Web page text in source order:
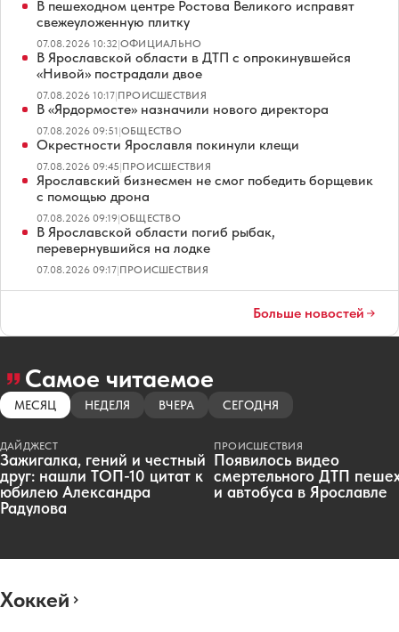
В пешеходном центре Ростова Великого исправят
свежеуложенную плитку
07.08.2026 10:32|ОФИЦИАЛЬНО
В Ярославской области в ДТП с опрокинувшейся
«Нивой» пострадали двое
07.08.2026 10:17|ПРОИСШЕСТВИЯ
В «Ярдормосте» назначили нового директора
07.08.2026 09:51|ОБЩЕСТВО
Окрестности Ярославля покинули клещи
07.08.2026 09:45|ПРОИСШЕСТВИЯ
Ярославский бизнесмен не смог победить борщевик
с помощью дрона
07.08.2026 09:19|ОБЩЕСТВО
В Ярославской области погиб рыбак,
перевернувшийся на лодке
07.08.2026 09:17|ПРОИСШЕСТВИЯ
Больше новостей
Самое читаемое
МЕСЯЦ НЕДЕЛЯ ВЧЕРА СЕГОДНЯ
ДАЙДЖЕСТ
Зажигалка, гений и честный
друг: нашли ТОП-10 цитат к
юбилею Александра
Радулова
ПРОИСШЕСТВИЯ
Появилось видео
смертельного ДТП
и автобуса в Ярославле
Хоккей